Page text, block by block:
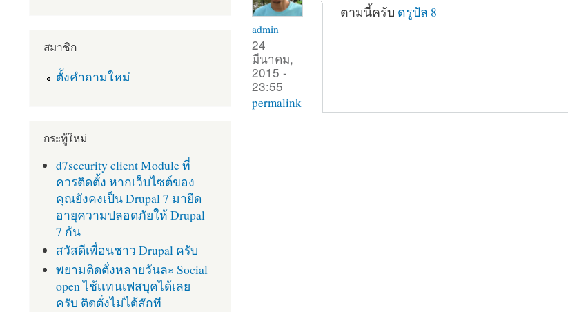
admin
24
มีนาคม,
2015 -
23:55
permalink
ตามนี้ครับ ดรูปัล 8
สมาชิก
ตั้งคำถามใหม่
กระทู้ใหม่
d7security client Module ที่
ควรติดตั้ง หากเว็บไซต์ของ
คุณยังคงเป็น Drupal 7 มายืด
อายุความปลอดภัยให้ Drupal
7 กัน
สวัสดีเพื่อนชาว Drupal ครับ
พยามติดตั่งหลายวันละ Social
open ไช้เเทนเฟสบุคได้เลย
ครับ ติดตั่งไม่ได้สักที